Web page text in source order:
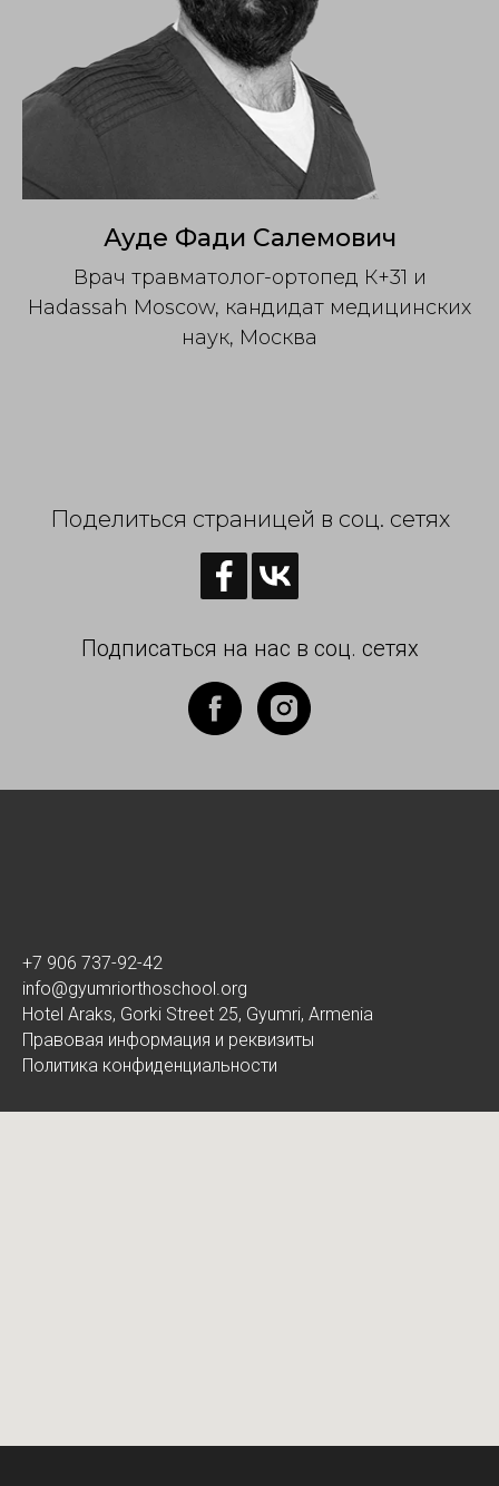
Ауде Фади Салемович
Врач травматолог-ортопед К+31 и
Hadassah Moscow, кандидат медицинских
наук, Москва
Поделиться страницей в соц. сетях
Подписаться на нас в соц. сетях
+7 906 737-92-42
info@gyumriorthoschool.org
Hotel Araks, Gorki Street 25, Gyumri, Armenia
Правовая информация и реквизиты
Политика конфиденциальности